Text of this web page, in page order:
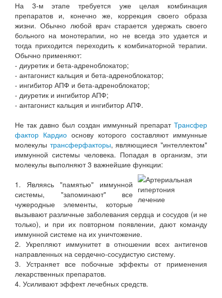
На 3-м этапе требуется уже целая комбинация
препаратов и, конечно же, коррекция своего образа
жизни. Обычно любой врач старается удержать своего
больного на монотерапии, но не всегда это удается и
тогда приходится переходить к комбинаторной терапии.
Обычно применяют:
- диуретик и бета-адреноблокатор;
- антагонист кальция и бета-адреноблокатор;
- ингибитор АПФ и бета-адреноблокатор;
- диуретик и ингибитор АПФ;
- антагонист кальция и ингибитор АПФ.
Не так давно был создан иммунный препарат Трансфер
фактор Кардио основу которого составляют иммунные
молекулы трансферфакторы, являющиеся "интеллектом"
иммунной системы человека. Попадая в организм, эти
молекулы выполняют 3 важнейшие функции:
1. Являясь "памятью" иммунной
системы, "запоминают" все
чужеродные элементы, которые
вызывают различные заболевания сердца и сосудов (и не
только), и при их повторном появлении, дают команду
иммунной системе на их уничтожение.
2. Укрепляют иммунитет в отношении всех антигенов
направленных на сердечно-сосудистую систему.
3. Устраняет все побочные эффекты от применения
лекарственных препаратов.
4. Усиливают эффект лечебных средств.